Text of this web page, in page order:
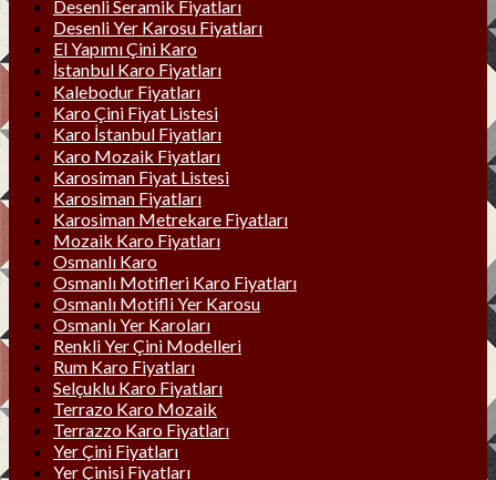
Desenli Seramik Fiyatları
Desenli Yer Karosu Fiyatları
El Yapımı Çini Karo
İstanbul Karo Fiyatları
Kalebodur Fiyatları
Karo Çini Fiyat Listesi
Karo İstanbul Fiyatları
Karo Mozaik Fiyatları
Karosiman Fiyat Listesi
Karosiman Fiyatları
Karosiman Metrekare Fiyatları
Mozaik Karo Fiyatları
Osmanlı Karo
Osmanlı Motifleri Karo Fiyatları
Osmanlı Motifli Yer Karosu
Osmanlı Yer Karoları
Renkli Yer Çini Modelleri
Rum Karo Fiyatları
Selçuklu Karo Fiyatları
Terrazo Karo Mozaik
Terrazzo Karo Fiyatları
Yer Çini Fiyatları
Yer Çinisi Fiyatları